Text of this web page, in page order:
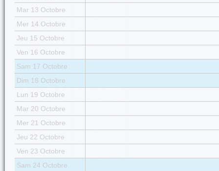
Mar 13 Octobre
Mer 14 Octobre
Jeu 15 Octobre
Ven 16 Octobre
Sam 17 Octobre
Dim 18 Octobre
Lun 19 Octobre
Mar 20 Octobre
Mer 21 Octobre
Jeu 22 Octobre
Ven 23 Octobre
Sam 24 Octobre